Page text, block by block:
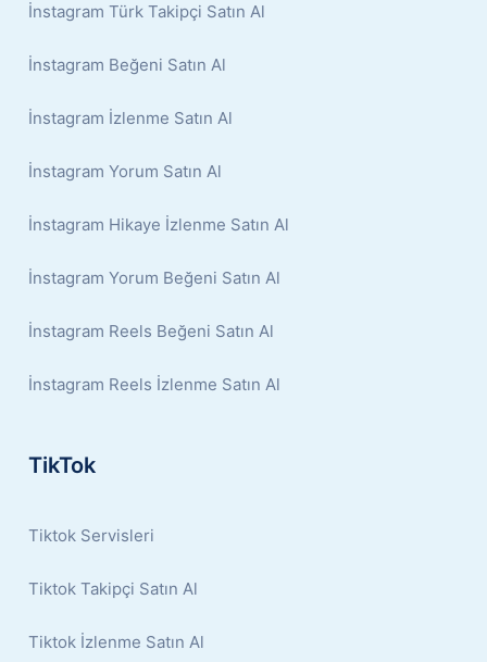
İnstagram Türk Takipçi Satın Al
İnstagram Beğeni Satın Al
İnstagram İzlenme Satın Al
İnstagram Yorum Satın Al
İnstagram Hikaye İzlenme Satın Al
İnstagram Yorum Beğeni Satın Al
İnstagram Reels Beğeni Satın Al
İnstagram Reels İzlenme Satın Al
TikTok
Tiktok Servisleri
Tiktok Takipçi Satın Al
Tiktok İzlenme Satın Al